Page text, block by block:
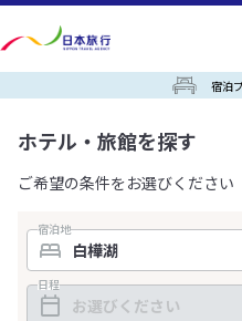
宿泊
ホテル・旅館を探す
ご希望の条件をお選びください
宿泊地
日程